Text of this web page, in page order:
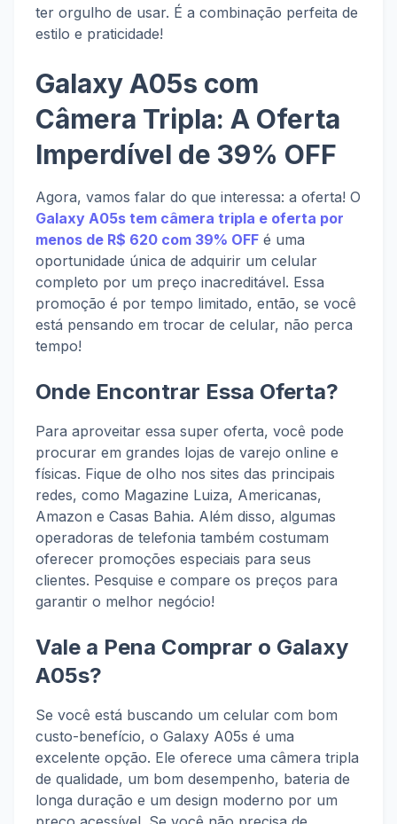
ter orgulho de usar. É a combinação perfeita de
estilo e praticidade!
Galaxy A05s com
Câmera Tripla: A Oferta
Imperdível de 39% OFF
Agora, vamos falar do que interessa: a oferta! O
Galaxy A05s tem câmera tripla e oferta por
menos de R$ 620 com 39% OFF é uma
oportunidade única de adquirir um celular
completo por um preço inacreditável. Essa
promoção é por tempo limitado, então, se você
está pensando em trocar de celular, não perca
tempo!
Onde Encontrar Essa Oferta?
Para aproveitar essa super oferta, você pode
procurar em grandes lojas de varejo online e
físicas. Fique de olho nos sites das principais
redes, como Magazine Luiza, Americanas,
Amazon e Casas Bahia. Além disso, algumas
operadoras de telefonia também costumam
oferecer promoções especiais para seus
clientes. Pesquise e compare os preços para
garantir o melhor negócio!
Vale a Pena Comprar o Galaxy
A05s?
Se você está buscando um celular com bom
custo-benefício, o Galaxy A05s é uma
excelente opção. Ele oferece uma câmera tripla
de qualidade, um bom desempenho, bateria de
longa duração e um design moderno por um